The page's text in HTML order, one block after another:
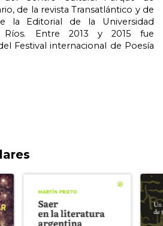
de la revista Transatlántico y de
la Editorial de la Universidad
Entre 2013 y 2015 fue
Festival internacional de Poesía